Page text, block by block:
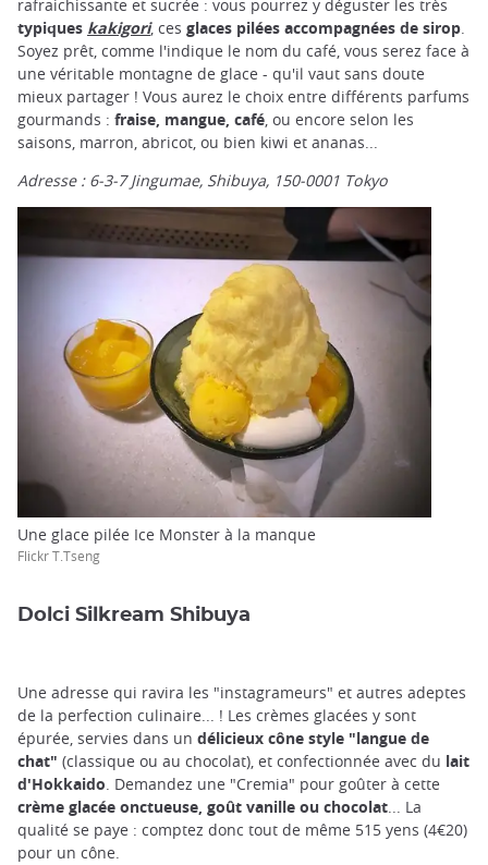
rafraichissante et sucrée : vous pourrez y déguster les très
typiques kakigori, ces glaces pilées accompagnées de sirop
Soyez prêt, comme l'indique le nom du café, vous serez face à
une véritable montagne de glace - qu'il vaut sans doute
mieux partager ! Vous aurez le choix entre différents parfums
gourmands : fraise, mangue, café , ou encore selon les
saisons, marron, abricot, ou bien kiwi et ananas...
Adresse : 6-3-7 Jingumae, Shibuya, 150-0001 Tokyo
Une glace pilée Ice Monster à la manque
Flickr T.Tseng
Dolci Silkream Shibuya
Une adresse qui ravira les "instagrameurs" et autres adeptes
de la perfection culinaire... ! Les crèmes glacées y sont
épurée, servies dans un délicieux cône style "langue de
chat" (classique ou au chocolat), et confectionnée avec du lait
d'Hokkaido. Demandez une "Cremia" pour goûter à cette
crème glacée onctueuse, goût vanille ou chocolat... La
qualité se paye : comptez donc tout de même 515 yens (4€20)
pour un cône.